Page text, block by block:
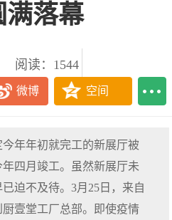
满落幕
阅读：1544
微博 空间
年年初就完工的新展厅被
四月竣工。虽然新展厅未
迫不及待。3月25日，来自
壹堂工厂总部。即使疫情